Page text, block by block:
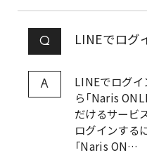
Q LINEでログ
A
LINEでログイ
ら「Naris
だけるサービ
ログインする
「Naris ON…